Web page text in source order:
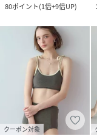
80ポイント(1倍+9倍UP)
クーポン対象